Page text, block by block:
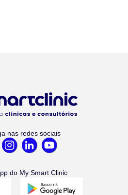
nas redes sociais
do My Smart Clinic